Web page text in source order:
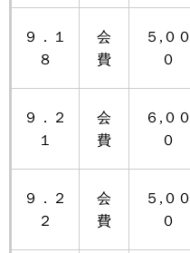
９．１
８
会
費
５,００
０
９．２
１
会
費
６,００
０
９．２
２
会
費
５,００
０